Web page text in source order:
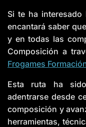
Si te ha
encantará saber
y en todas las
Composición a
Frogames
Esta ruta ha
adentrarse desde
composición y
herramientas,